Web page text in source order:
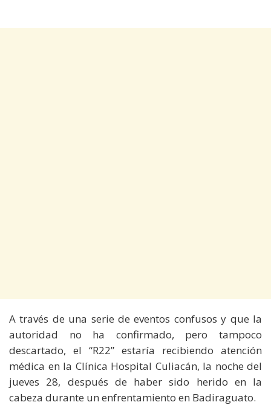
A través de una serie de eventos confusos y que la
autoridad no ha confirmado, pero tampoco
descartado, el “R22” estaría recibiendo atención
médica en la Clínica Hospital Culiacán, la noche del
jueves 28, después de haber sido herido en la
cabeza durante un enfrentamiento en Badiraguato.